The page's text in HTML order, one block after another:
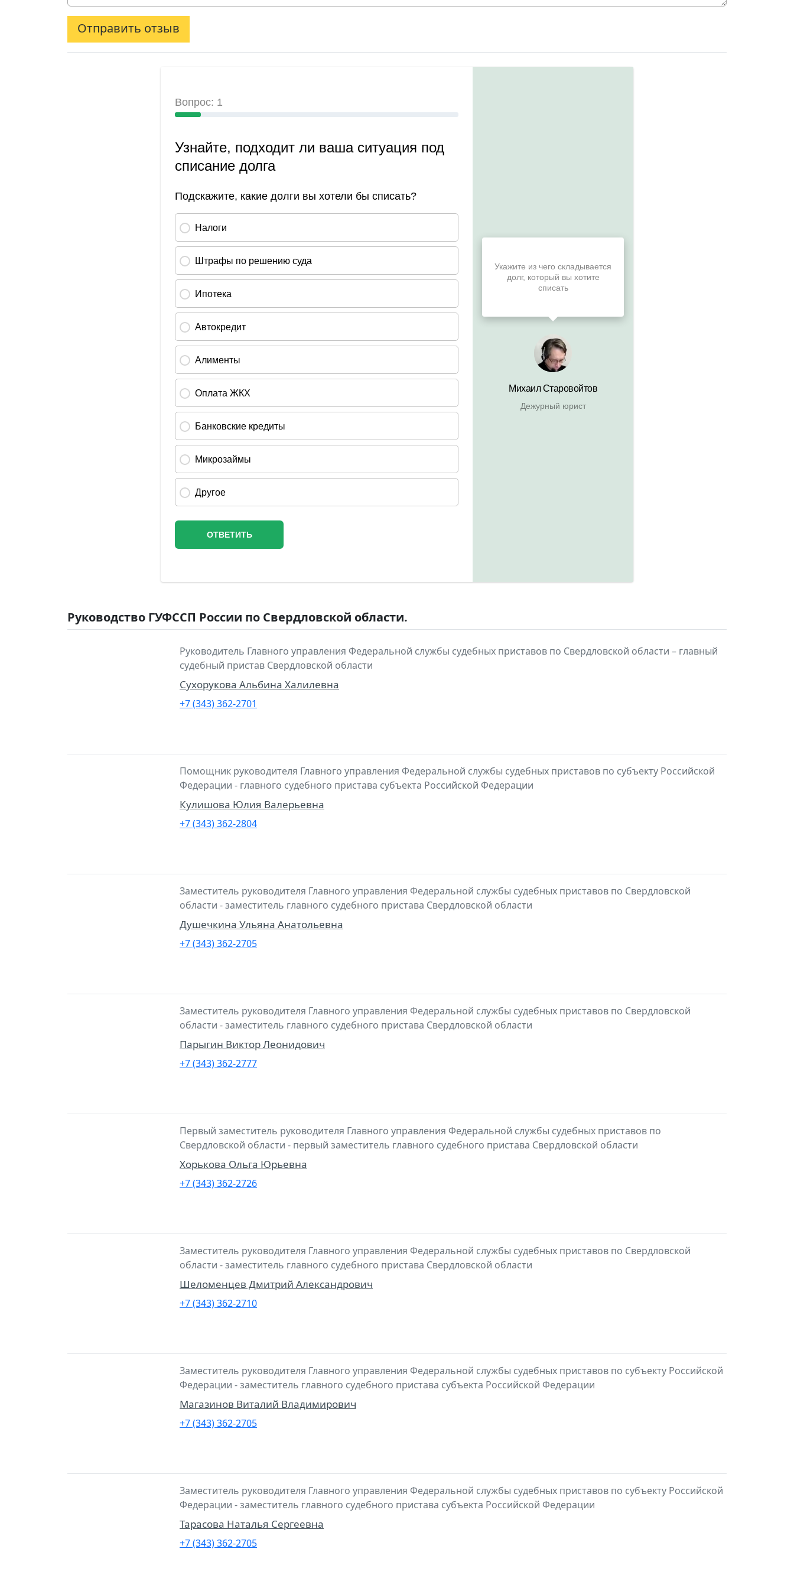
Отправить отзыв
Руководство ГУФССП России по Свердловской области.
Руководитель Главного управления Федеральной службы судебных приставов по Свердловской области – главный
судебный пристав Свердловской области
Сухорукова Альбина Халилевна
+7 (343) 362-2701
Помощник руководителя Главного управления Федеральной службы судебных приставов по субъекту Российской
Федерации - главного судебного пристава субъекта Российской Федерации
Кулишова Юлия Валерьевна
+7 (343) 362-2804
Заместитель руководителя Главного управления Федеральной службы судебных приставов по Свердловской
области - заместитель главного судебного пристава Свердловской области
Душечкина Ульяна Анатольевна
+7 (343) 362-2705
Заместитель руководителя Главного управления Федеральной службы судебных приставов по Свердловской
области - заместитель главного судебного пристава Свердловской области
Парыгин Виктор Леонидович
+7 (343) 362-2777
Первый заместитель руководителя Главного управления Федеральной службы судебных приставов по
Свердловской области - первый заместитель главного судебного пристава Свердловской области
Хорькова Ольга Юрьевна
+7 (343) 362-2726
Заместитель руководителя Главного управления Федеральной службы судебных приставов по Свердловской
области - заместитель главного судебного пристава Свердловской области
Шеломенцев Дмитрий Александрович
+7 (343) 362-2710
Заместитель руководителя Главного управления Федеральной службы судебных приставов по субъекту Российской
Федерации - заместитель главного судебного пристава субъекта Российской Федерации
Магазинов Виталий Владимирович
+7 (343) 362-2705
Заместитель руководителя Главного управления Федеральной службы судебных приставов по субъекту Российской
Федерации - заместитель главного судебного пристава субъекта Российской Федерации
Тарасова Наталья Сергеевна
+7 (343) 362-2705